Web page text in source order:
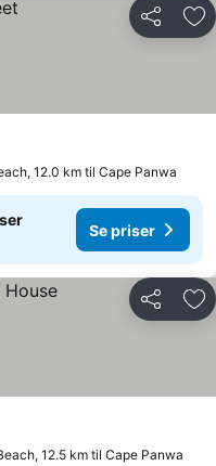
Del
12.0 km til Cape Panwa
Se priser
Del
12.5 km til Cape Panwa